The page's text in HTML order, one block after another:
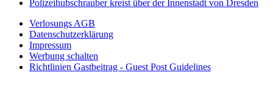
Polizeihubschrauber kreist über der Innenstadt von Dresden
Verlosungs AGB
Datenschutzerklärung
Impressum
Werbung schalten
Richtlinien Gastbeitrag - Guest Post Guidelines